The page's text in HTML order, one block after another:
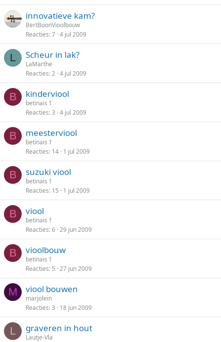
innovatieve kam?
BertBoonVioolbouw
Reacties 7 4 jul 2009
L Scheur in lak?
LaMarthe
Reacties 2 4 jul 2009
B kinderviool
betinais †
Reacties 3 4 jul 2009
B meesterviool
betinais †
Reacties 14 1 jul 2009
B suzuki viool
betinais †
Reacties 15 1 jul 2009
B viool
betinais †
Reacties 6 29 jun 2009
B vioolbouw
betinais †
Reacties 5 27 jun 2009
M viool bouwen
marjolein
Reacties 3 18 jun 2009
L graveren in hout
Lautje-Vla